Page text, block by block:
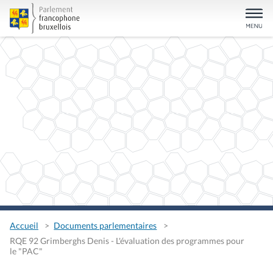
Accueil
Documents parlementaires
RQE 92 Grimberghs Denis - L'évaluation des programmes pour
le "PAC"